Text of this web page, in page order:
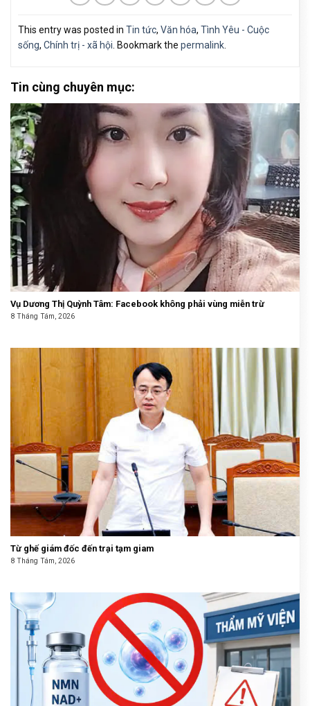
This entry was posted in Tin tức, Văn hóa, Tình Yêu - Cuộc
sống, Chính trị - xã hội. Bookmark the permalink.
Tin cùng chuyên mục:
Vụ Dương Thị Quỳnh Tâm: Facebook không phải vùng miễn trừ
8 Tháng Tám, 2026
Từ ghế giám đốc đến trại tạm giam
8 Tháng Tám, 2026